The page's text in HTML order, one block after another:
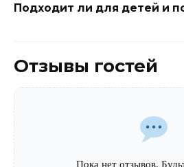
единственная в формате вечернего подъёма
Подходит ли для детей и
спокойно и аккуратно.
Отзывы гостей
Пока нет отзывов.